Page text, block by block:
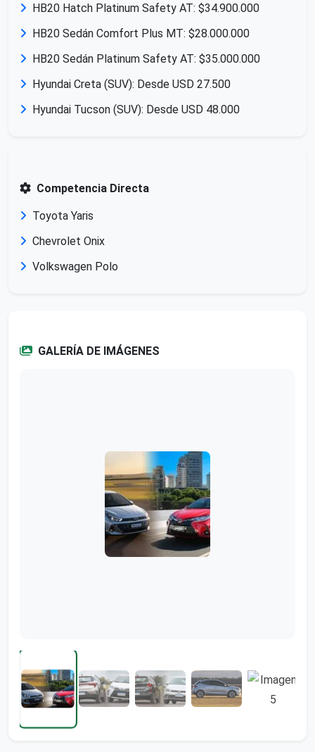
HB20 Hatch Platinum Safety AT: $34.900.000
HB20 Sedán Comfort Plus MT: $28.000.000
HB20 Sedán Platinum Safety AT: $35.000.000
Hyundai Creta (SUV): Desde USD 27.500
Hyundai Tucson (SUV): Desde USD 48.000
Competencia Directa
Toyota Yaris
Chevrolet Onix
Volkswagen Polo
GALERÍA DE IMÁGENES